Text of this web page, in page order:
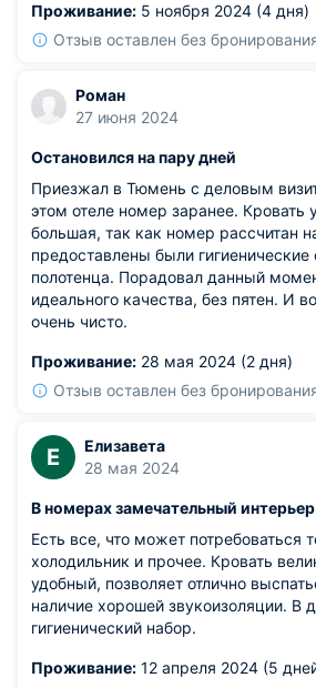
Проживание: 5 ноября 2024 (4 дня)
Отзыв оставлен без
Роман
27 июня 2024
Остановился на пару дней
Приезжал в Тюмень с деловым
этом отеле номер заранее. Кровать
большая, так как номер рассчитан
предоставлены были гигиенические
полотенца. Порадовал данный
идеального качества, без пятен. И
очень чисто.
Проживание: 28 мая 2024 (2 дня)
Отзыв оставлен без
Е
Елизавета
28 мая 2024
В номерах замечательный
Есть все, что может потребоваться
холодильник и прочее. Кровать
удобный, позволяет отлично
наличие хорошей звукоизоляции. В
гигиенический набор.
Проживание: 12 апреля 2024 (5